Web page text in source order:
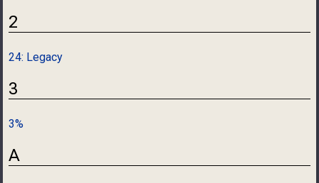
2
24: Legacy
3
3%
A